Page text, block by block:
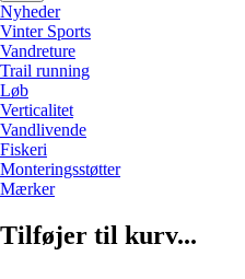
Nyheder
Vinter Sports
Vandreture
Trail running
Løb
Verticalitet
Vandlivende
Fiskeri
Monteringsstøtter
Mærker
Tilføjer til kurv...